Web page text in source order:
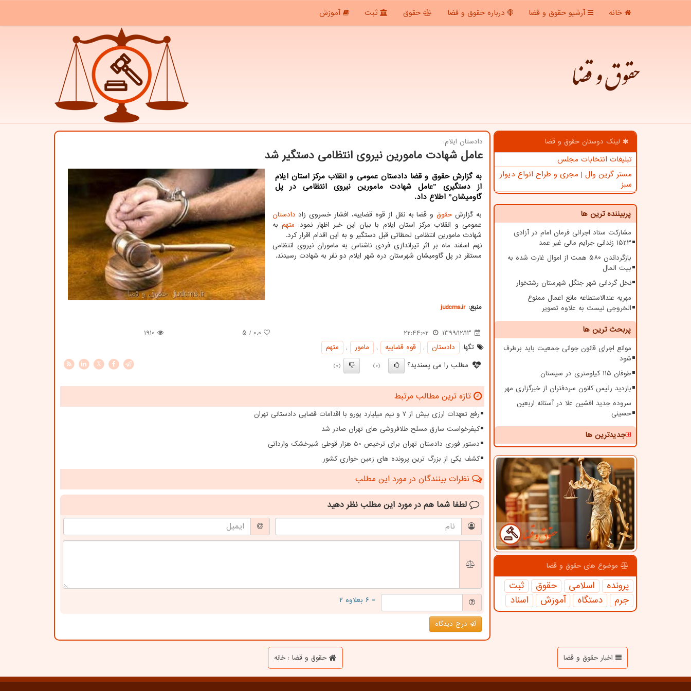
خانه آرشیو حقوق و قضا درباره حقوق و قضا حقوق ثبت آموزش
حقوق و قضا
لینک دوستان حقوق و قضا
تبلیغات انتخابات مجلس
مستر گرین وال | مجری و طراح انواع دیوار
سبز
پربیننده ترین ها
مشارکت ستاد اجرائی فرمان امام در آزادی
۱۵۲۳ زندانی جرایم مالی غیر عمد
بازگرداندن ۵۸۰ همت از اموال غارت شده به
بیت المال
نخل گردانی شهر جنگل شهرستان رشتخوار
مهریه عندالاستطاعه مانع اعمال ممنوع
الخروجی نیست به علاوه تصویر
پربحث ترین ها
موانع اجرای قانون جوانی جمعیت باید برطرف
شود
طوفان ۱۱۵ کیلومتری در سیستان
بازدید رئیس کانون سردفتران از خبرگزاری مهر
سروده جدید افشین علا در آستانه اربعین
حسینی
جدیدترین ها
موضوع های حقوق و قضا
پرونده اسلامی حقوق
ثبت
جرم
دستگاه آموزش اسناد
دادستان ایلام:
عامل شهادت مامورین نیروی انتظامی دستگیر شد
به گزارش حقوق و قضا دادستان عمومی و انقلاب مرکز استان ایلام
از دستگیری ˮعامل شهادت مامورین نیروی انتظامی در پل
گاومیشانˮ اطلاع داد.
به گزارش حقوقو قضا به نقل از قوه قضاییه، افشار خسروی زاد دادستان
عمومی و انقلاب مرکز استان ایلام با بیان این خبر اظهار نمود: متهم به
شهادت مامورین انتظامی لحظاتی قبل دستگیر و به این اقدام اقرار کرد.
نهم اسفند ماه بر اثر تیراندازی فردی ناشناس به ماموران نیروی انتظامی
مستقر در پل گاومیشان شهرستان دره‎ شهر ایلام دو نفر به شهادت رسیدند.
منبع: judcms.ir
1399/12/13
22:44:02
0.0 / ۵
1910
تگها:
دادستان , قوه قضاییه , مامور ,
متهم
مطلب را می پسندید؟
(0)
(0)
X
تازه ترین مطالب مرتبط
رفع تعهدات ارزی بیش از ۷ و نیم میلیارد یورو با اقدامات قضایی دادستانی تهران
کیفرخواست سارق مسلح طلافروشی های تهران صادر شد
دستور فوری دادستان تهران برای ترخیص 50 هزار قوطی شیرخشک وارداتی
کشف یکی از بزرگ ترین پرونده های زمین خواری کشور
نظرات بینندگان در مورد این مطلب
لطفا شما هم در مورد این مطلب نظر دهید
= ۶ بعلاوه ۲
درج دیدگاه
اخبار حقوق و قضا حقوق و قضا : خانه